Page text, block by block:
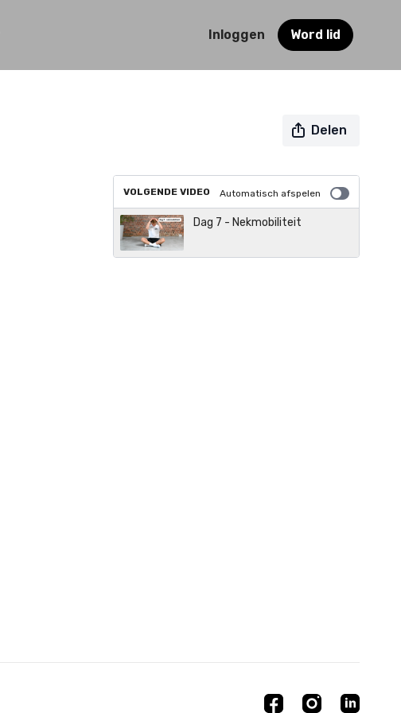
Inloggen Word lid
Delen
VOLGENDE VIDEO Automatisch afspelen
Dag 7 - Nekmobiliteit